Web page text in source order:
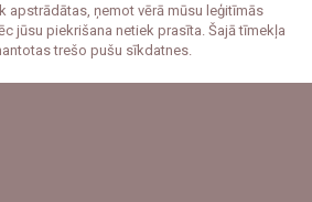
apstrādātas, ņemot vērā mūsu leģitīmās
jūsu piekrišana netiek prasīta. Šajā tīmekļa
trešo pušu sīkdatnes.